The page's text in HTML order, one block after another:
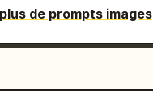
de prompts images